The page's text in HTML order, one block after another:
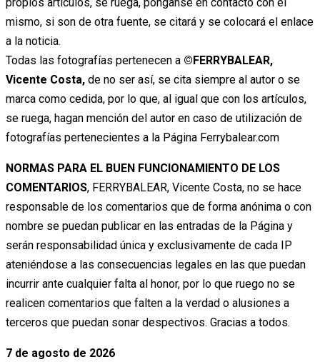
mismo, si son de otra fuente, se citará y se colocará el enlace
a la noticia.
Todas las fotografías pertenecen a ©FERRYBALEAR,
Vicente Costa, de no ser así, se cita siempre al autor o se
marca como cedida, por lo que, al igual que con los artículos,
se ruega, hagan mención del autor en caso de utilización de
fotografías pertenecientes a la Página Ferrybalear.com
NORMAS PARA EL BUEN FUNCIONAMIENTO DE LOS
COMENTARIOS, FERRYBALEAR, Vicente Costa, no se hace
responsable de los comentarios que de forma anónima o con
nombre se puedan publicar en las entradas de la Página y
serán responsabilidad única y exclusivamente de cada IP
ateniéndose a las consecuencias legales en las que puedan
incurrir ante cualquier falta al honor, por lo que ruego no se
realicen comentarios que falten a la verdad o alusiones a
terceros que puedan sonar despectivos. Gracias a todos.
7 de agosto de 2026